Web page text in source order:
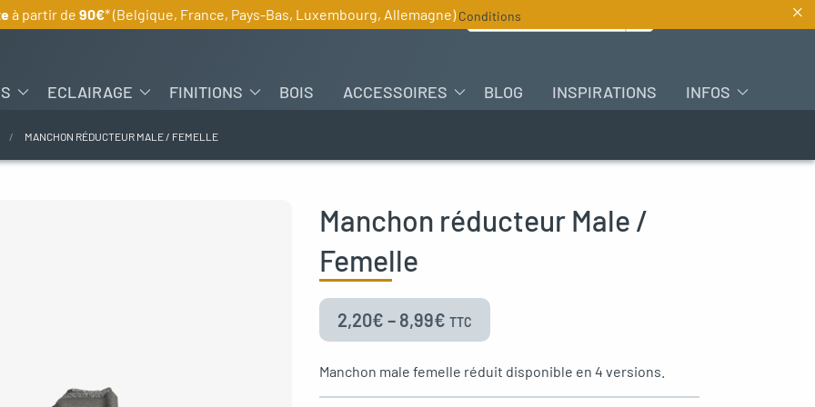
FR Rechercher :
ECLAIRAGE FINITIONS BOIS ACCESSOIRES BLOG INSPIRATIONS INFOS
MANCHON RÉDUCTEUR MALE / FEMELLE
Manchon réducteur Male /
Femelle
2,20€ – 8,99€ TTC
Manchon male femelle réduit disponible en 4 versions.
à partir de 90€* (Belgique, France, Pays-Bas, Luxembourg, Allemagne)Conditions ×